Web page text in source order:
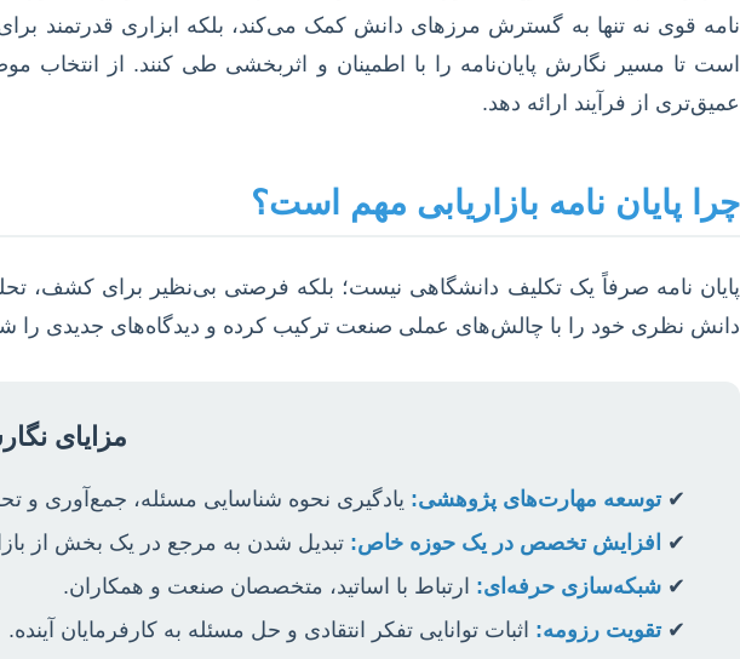
نامه قوی نه تنها به گسترش مرزهای دانش کمک می‌کند، بلکه ابزاری قدرتمند
است تا مسیر نگارش پایان‌نامه را با اطمینان و اثربخشی طی کنند. از انتخاب
عمیق‌تری از فرآیند ارائه دهد.
چرا پایان نامه بازاریابی مهم است؟
پایان نامه صرفاً یک تکلیف دانشگاهی نیست؛ بلکه فرصتی بی‌نظیر برای کشف،
دانش نظری خود را با چالش‌های عملی صنعت ترکیب کرده و دیدگاه‌های جدیدی را
مزایای
توسعه مهارت‌های پژوهشی: یادگیری نحوه شناسایی مسئله، جمع‌آوری و
افزایش تخصص در یک حوزه خاص: تبدیل شدن به مرجع در یک بخش از
شبکه‌سازی حرفه‌ای: ارتباط با اساتید، متخصصان صنعت و همکاران.
تقویت رزومه: اثبات توانایی تفکر انتقادی و حل مسئله به کارفرمایان آینده.